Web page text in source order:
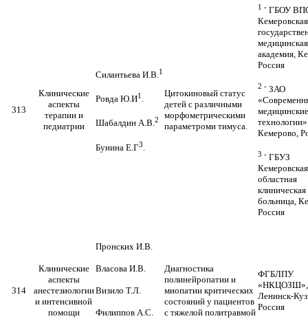
313
Клинические
аспекты
терапии и
педиатрии
Силантьева И.В. 1
Ровда Ю.И1 .
Шабалдин А.В.2
Бунина Е.Г3
Цитокиновый статус
детей с различными
морфометрическими
параметроми тимуса.
1 - ГБОУ
Кемеровская
медицинская
академия,
Россия
2 - ЗАО
медицинские
Кемерово,
3 - ГБУЗ
Кемеровская
областная
клиническая
больница,
Россия
314
Клинические
аспекты
анестезиологии
и интенсивной
помощи
Пронских И.В.
Власова И.В.
Визило Т.Л.
Филиппов А.С.
Диагностика
полинейропатии и
миопатии критических
состояний у пациентов
с тяжелой политравмой
ФГБЛПУ
Ленинск-
Россия